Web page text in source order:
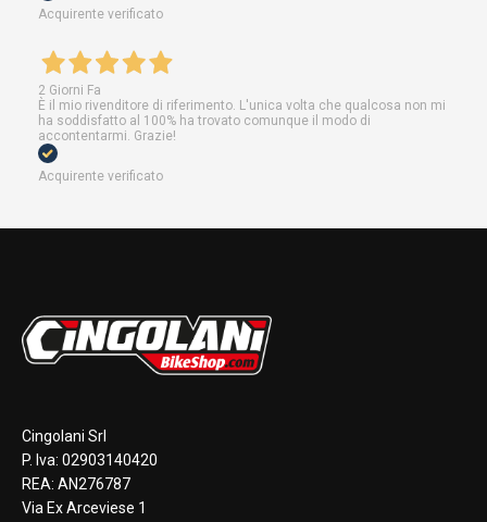
Acquirente verificato
2 Giorni Fa
È il mio rivenditore di riferimento. L'unica volta che qualcosa non mi
ha soddisfatto al 100% ha trovato comunque il modo di
accontentarmi. Grazie!
Acquirente verificato
Cingolani Srl
P. Iva: 02903140420
REA: AN276787
Via Ex Arceviese 1